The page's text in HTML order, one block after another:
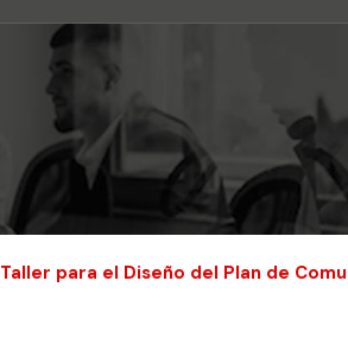
Taller para el Diseño del Plan de